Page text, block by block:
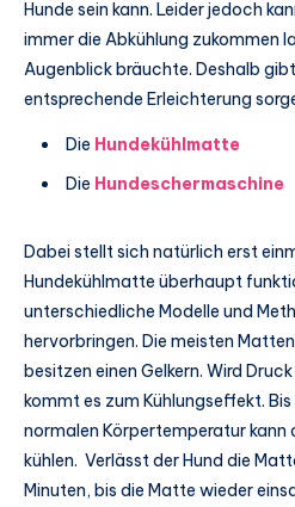
Hunde sein kann. Leider jedoch
immer die Abkühlung zukommen
Augenblick bräuchte. Deshalb
entsprechende Erleichterung
Die Hundekühlmatte
Die Hundeschermaschine
Dabei stellt sich natürlich erst
Hundekühlmatte überhaupt
unterschiedliche Modelle und
hervorbringen. Die meisten
besitzen einen Gelkern. Wird
kommt es zum Kühlungseffekt.
normalen Körpertemperatur kann
kühlen. Verlässt der Hund die
Minuten, bis die Matte wieder